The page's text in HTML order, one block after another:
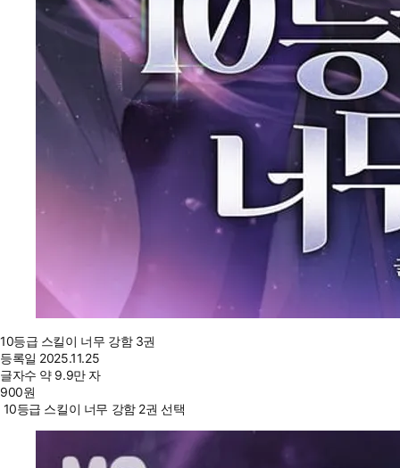
10등급 스킬이 너무 강함 3권
등록일 2025.11.25
글자수 약 9.9만 자
900원
10등급 스킬이 너무 강함 2권 선택